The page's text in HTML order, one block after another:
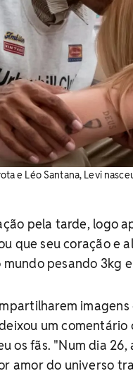
e Léo Santana, Levi
pela tarde, logo
que seu coração e
pesando 3kg
um
os fãs. "Num dia 26,
amor do universo